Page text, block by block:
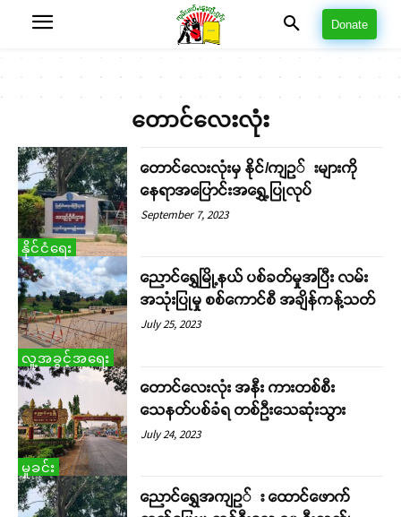
Donate
တောင်လေးလုံး
နိုင်ငံရေး
တောင်လေးလုံးမှ နိုင်/ကျဥ်းများကို
နေရာအပြောင်းအရွှေ့ပြုလုပ်
September 7, 2023
လူ့အခွင့်အရေး
ညောင်ရွှေမြို့နယ် ပစ်ခတ်မှုအပြီး လမ်း
အသုံးပြုမှု စစ်ကောင်စီ အချိန်ကန့်သတ်
July 25, 2023
မှုခင်း
တောင်လေးလုံး အနီး ကားတစ်စီး
သေနတ်ပစ်ခံရ တစ်ဦးသေဆုံးသွား
July 24, 2023
ညောင်ရွှေအကျဥ်း ထောင်ဖောက်